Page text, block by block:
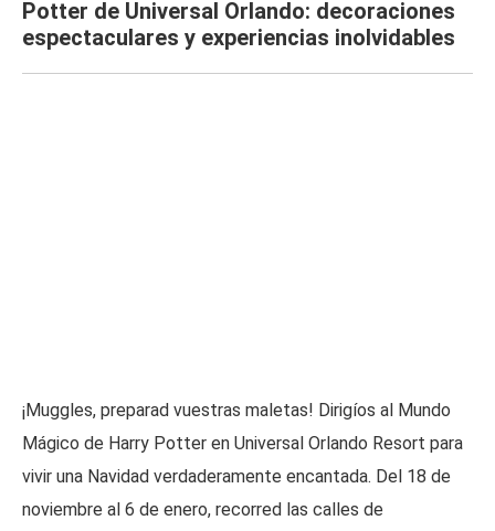
Potter de Universal Orlando: decoraciones
espectaculares y experiencias inolvidables
¡Muggles, preparad vuestras maletas! Dirigíos al Mundo
Mágico de Harry Potter en Universal Orlando Resort para
vivir una Navidad verdaderamente encantada. Del 18 de
noviembre al 6 de enero, recorred las calles de